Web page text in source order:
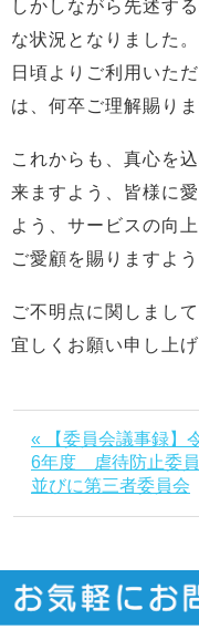
しかしながら先述す
な状況となりました。
日頃よりご利用いた
は、何卒ご理解賜り
これからも、真心を
来ますよう、皆様に
よう、サービスの向
ご愛顧を賜りますよ
ご不明点に関しまし
宜しくお願い申し上げ
« 【委員会議事録】
6年度 虐待防止委
並びに第三者委員会